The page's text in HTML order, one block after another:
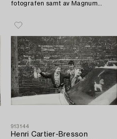
fotografen samt av Magnum
913144
Henri Cartier-Bresson